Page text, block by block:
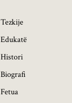
Tezkije
Edukatë
Histori
Biografi
Fetua